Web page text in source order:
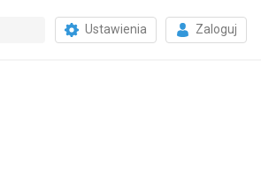
Ustawienia Zaloguj